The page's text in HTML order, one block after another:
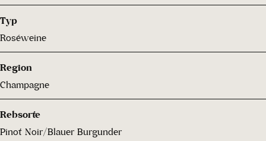
Typ
Roséweine
Region
Champagne
Rebsorte
Pinot Noir/Blauer Burgunder